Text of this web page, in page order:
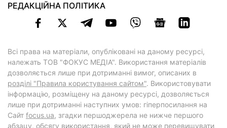
РЕДАКЦІЙНА ПОЛІТИКА
Всі права на матеріали, опубліковані на даному ресурсі,
належать ТОВ "ФОКУС МЕДІА". Використання матеріалів
дозволяється лише при дотриманні вимог, описаних в
розділі "Правила користування сайтом". Використовувати
інформацію, розміщену на даному ресурсі, дозволяється
лише при дотриманні наступних умов: гіперпосилання на
Cайт focus.ua, згадки першоджерела не нижче першого
абзацу, обсягу використання, який не може перевищувати